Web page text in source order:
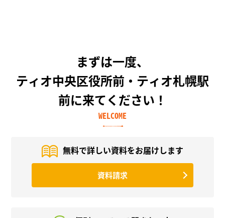
まずは一度、
ティオ中央区役所前・ティオ札幌駅
前に来てください！
WELCOME
無料で詳しい資料をお届けします
資料請求